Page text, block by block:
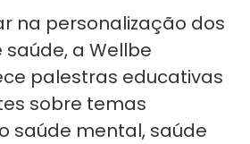
na personalização dos
a Wellbe
palestras educativas
sobre temas
saúde mental, saúde